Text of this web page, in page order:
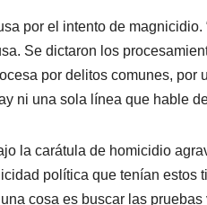
por el intento de
Se dictaron los
por delitos comunes,
ni una sola línea que hable
la carátula de homicidio
política que tenían
cosa es buscar las